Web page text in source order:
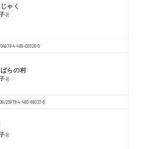
ゃく
著
978-4-480-02026-0
らの村
著
25978-4-480-88037-6
著